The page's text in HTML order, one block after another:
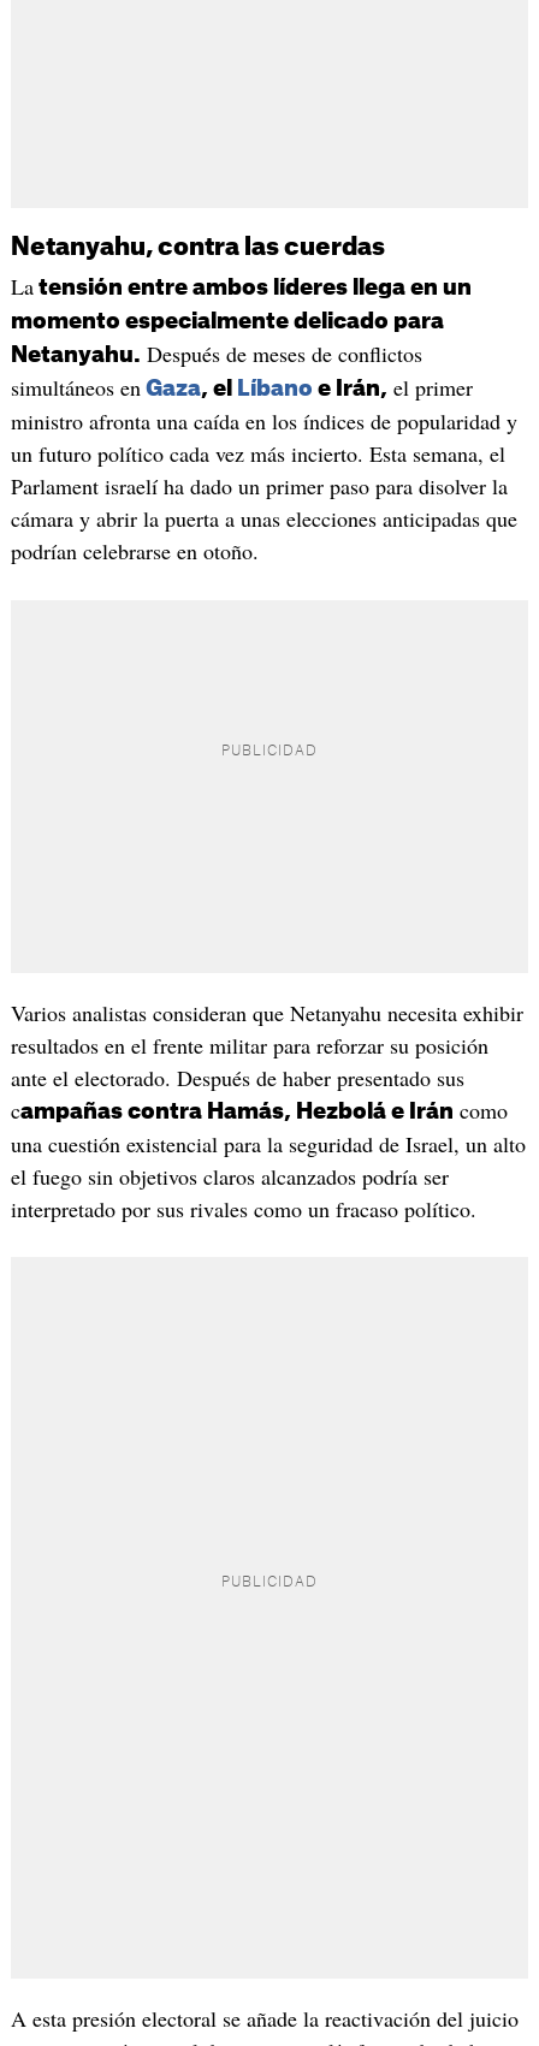
Netanyahu, contra las cuerdas
Latensión entre ambos líderes llega en un
momento especialmente delicado para
Netanyahu. Después de meses de conflictos
simultáneos en Gaza, el Líbano e Irán, el primer
ministro afronta una caída en los índices de popularidad y
un futuro político cada vez más incierto. Esta semana, el
Parlament israelí ha dado un primer paso para disolver la
cámara y abrir la puerta a unas elecciones anticipadas que
podrían celebrarse en otoño.
Varios analistas consideran que Netanyahu necesita exhibir
resultados en el frente militar para reforzar su posición
ante el electorado. Después de haber presentado sus
campañas contra Hamás, Hezbolá e Irán como
una cuestión existencial para la seguridad de Israel, un alto
el fuego sin objetivos claros alcanzados podría ser
interpretado por sus rivales como un fracaso político.
A esta presión electoral se añade la reactivación del juicio